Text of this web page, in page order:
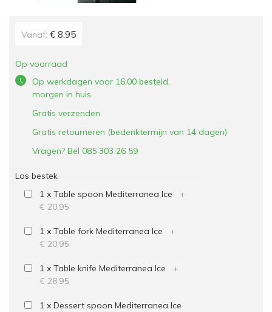
Vanaf: € 8,95
Op voorraad
Op werkdagen voor 16:00 besteld,
morgen in huis
Gratis verzenden
Gratis retourneren (bedenktermijn van 14 dagen)
Vragen? Bel 085 303 26 59
Los bestek
1 x Table spoon Mediterranea Ice +
€ 20,95
1 x Table fork Mediterranea Ice +
€ 20,95
1 x Table knife Mediterranea Ice +
€ 28,95
1 x Dessert spoon Mediterranea Ice